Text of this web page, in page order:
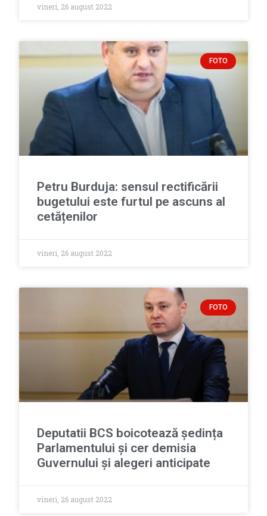
vineri, 26 august 2022
FOTO
Petru Burduja: sensul rectificării
bugetului este furtul pe ascuns al
cetățenilor
vineri, 26 august 2022
FOTO
Deputatii BCS boicotează ședința
Parlamentului și cer demisia
Guvernului și alegeri anticipate
vineri, 26 august 2022